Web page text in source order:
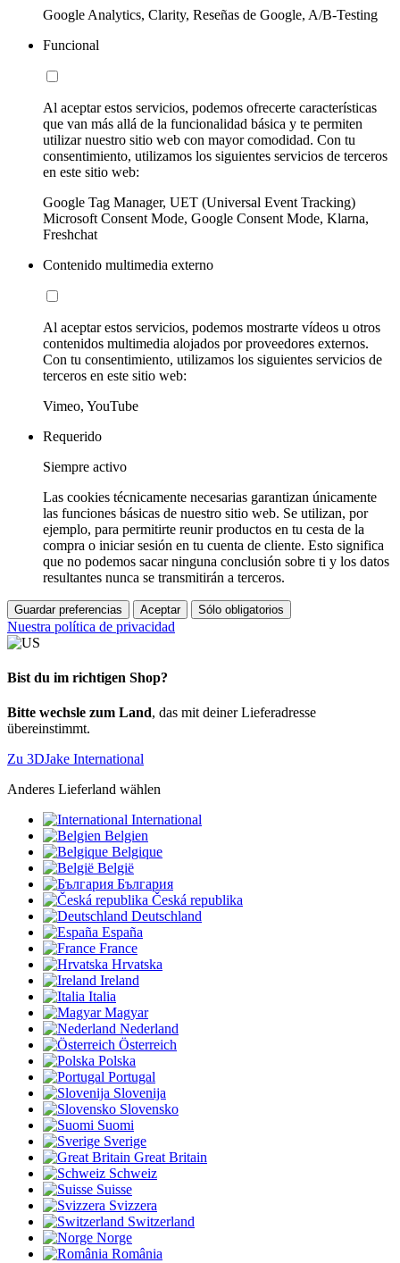
Google Analytics, Clarity, Reseñas de Google, A/B-Testing
Funcional
Al aceptar estos servicios, podemos ofrecerte características
que van más allá de la funcionalidad básica y te permiten
utilizar nuestro sitio web con mayor comodidad. Con tu
consentimiento, utilizamos los siguientes servicios de terceros
en este sitio web:
Google Tag Manager, UET (Universal Event Tracking)
Microsoft Consent Mode, Google Consent Mode, Klarna,
Freshchat
Contenido multimedia externo
Al aceptar estos servicios, podemos mostrarte vídeos u otros
contenidos multimedia alojados por proveedores externos.
Con tu consentimiento, utilizamos los siguientes servicios de
terceros en este sitio web:
Vimeo, YouTube
Requerido
Siempre activo
Las cookies técnicamente necesarias garantizan únicamente
las funciones básicas de nuestro sitio web. Se utilizan, por
ejemplo, para permitirte reunir productos en tu cesta de la
compra o iniciar sesión en tu cuenta de cliente. Esto significa
que no podemos sacar ninguna conclusión sobre ti y los datos
resultantes nunca se transmitirán a terceros.
Guardar preferencias Aceptar Sólo obligatorios
Nuestra política de privacidad
Bist du im richtigen Shop?
Bitte wechsle zum Land, das mit deiner Lieferadresse
übereinstimmt.
Zu 3DJake International
Anderes Lieferland wählen
International
Belgien
Belgique
België
България
Česká republika
Deutschland
España
France
Hrvatska
Ireland
Italia
Magyar
Nederland
Österreich
Polska
Portugal
Slovenija
Slovensko
Suomi
Sverige
Great Britain
Schweiz
Suisse
Svizzera
Switzerland
Norge
România